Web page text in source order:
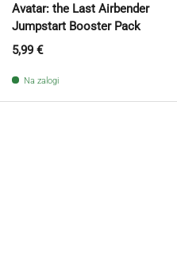
Avatar: the Last Airbender
Jumpstart Booster Pack
Redna cena
5,99 €
Na zalogi